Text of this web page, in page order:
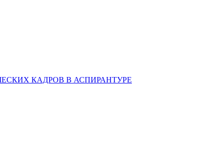
КАДРОВ В АСПИРАНТУРЕ